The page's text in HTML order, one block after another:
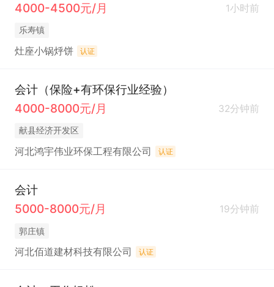
4000-4500元/月
1小时前
乐寿镇
灶座小锅烀饼 认证
会计（保险+有环保行业经验）
4000-8000元/月
32分钟前
献县经济开发区
河北鸿宇伟业环保工程有限公司 认证
会计
5000-8000元/月
19分钟前
郭庄镇
河北佰道建材科技有限公司 认证